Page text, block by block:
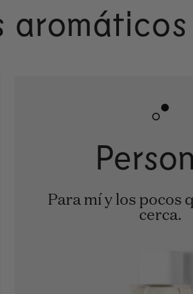
aromáticos
Para mí y los pocos
cerca.